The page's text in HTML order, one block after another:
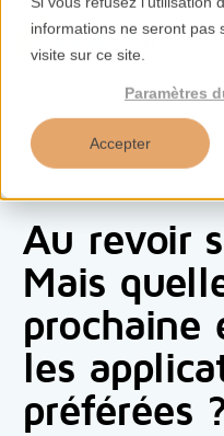
informations ne seront pas
visite sur ce site.
Paramètres
Accepter
Accueil
Services
Compétences
Outils
Aperçus
FR
Au revoir
Mais
prochaine
les
préférées